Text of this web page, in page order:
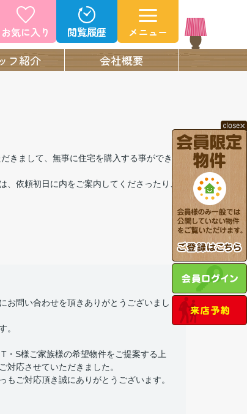
お気に入り 閲覧履歴 メニュー
フ紹介 会社概要
きまして、無事に住宅を購入する事ができま
依頼初日に内をご案内してくださったり、
お問い合わせを頂きありがとうございまし
。
・S様ご家族様の希望物件をご提案する上
対応させていただきました。
ご対応頂き誠にありがとうございます。